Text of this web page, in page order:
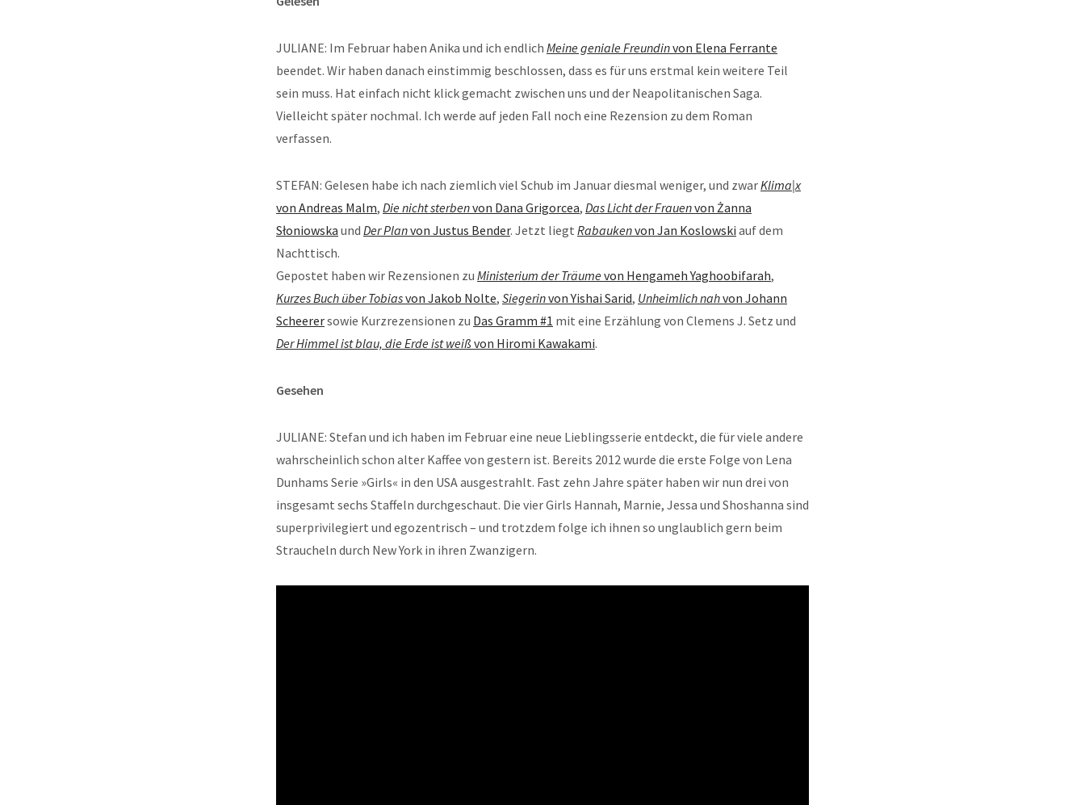
JULIANE: Im Februar haben Anika und ich endlich Meine geniale Freundinvon Elena Ferrante
beendet. Wir haben danach einstimmig beschlossen, dass es für uns erstmal kein weitere Teil
sein muss. Hat einfach nicht klick gemacht zwischen uns und der Neapolitanischen Saga.
Vielleicht später nochmal. Ich werde auf jeden Fall noch eine Rezension zu dem Roman
verfassen.
STEFAN: Gelesen habe ich nach ziemlich viel Schub im Januar diesmal weniger, und zwarKlima|x
von Andreas Malm, Die nicht sterbenvon Dana Grigorcea, Das Licht der Frauenvon Żanna
Słoniowska und Der Planvon Justus Bender. Jetzt liegt Rabaukenvon Jan Koslowski auf dem
Nachttisch.
Gepostet haben wir Rezensionen zu Ministerium der Träume von Hengameh Yaghoobifarah,
Kurzes Buch über Tobiasvon Jakob Nolte, Siegerinvon Yishai Sarid, Unheimlich nahvon Johann
Scheerersowie Kurzrezensionen zu Das Gramm #1 mit eine Erzählung von Clemens J. Setz und
Der Himmel ist blau, die Erde ist weiß von Hiromi Kawakami.
Gesehen
JULIANE: Stefan und ich haben im Februar eine neue Lieblingsserie entdeckt, die für viele andere
wahrscheinlich schon alter Kaffee von gestern ist. Bereits 2012 wurde die erste Folge von Lena
Dunhams Serie »Girls« in den USA ausgestrahlt. Fast zehn Jahre später haben wir nun drei von
insgesamt sechs Staffeln durchgeschaut. Die vier Girls Hannah, Marnie, Jessa und Shoshanna sind
superprivilegiert und egozentrisch – und trotzdem folge ich ihnen so unglaublich gern beim
Straucheln durch New York in ihren Zwanzigern.